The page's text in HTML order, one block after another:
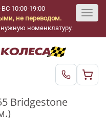
10:00-19:00
не переводом.
номенклатуру.
Bridgestone